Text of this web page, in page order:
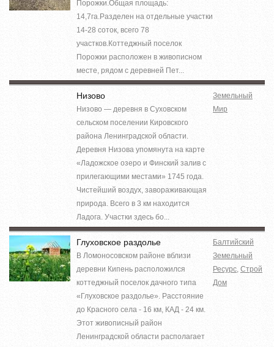
Порожки.Общая площадь:
14,7га.Разделен на отдельные участки
14-28 соток, всего 78
участков.Коттеджный поселок
Порожки расположен в живописном
месте, рядом с деревней Пет...
Низово
Низово — деревня в Суховском
сельском поселении Кировского
района Ленинградской области.
Деревня Низова упомянута на карте
«Ладожское озеро и Финский залив с
прилегающими местами» 1745 года.
Чистейший воздух, завораживающая
природа. Всего в 3 км находится
Ладога. Участки здесь бо...
Земельный
Мир
Глуховское раздолье
В Ломоносовском районе вблизи
деревни Кипень расположился
коттеджный поселок дачного типа
«Глуховское раздолье». Расстояние
до Красного села - 16 км, КАД - 24 км.
Этот живописный район
Ленинградской области располагает
Балтийский
Земельный
Ресурс Строй
Дом